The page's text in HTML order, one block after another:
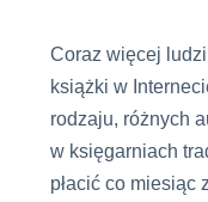
Coraz więcej
książki w
rodzaju, różnych
w księgarniach
płacić co miesiąc